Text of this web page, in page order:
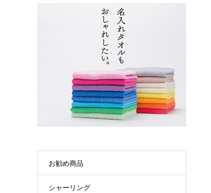
お勧め商品
シャーリング